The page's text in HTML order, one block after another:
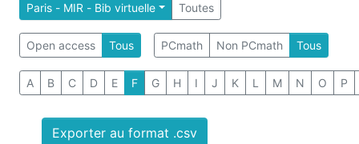
Paris - MIR - Bib virtuelle Toutes
Open access Tous PCmath Non PCmath Tous
A B C D E F G H I J K L M N O P
Exporter au format .csv